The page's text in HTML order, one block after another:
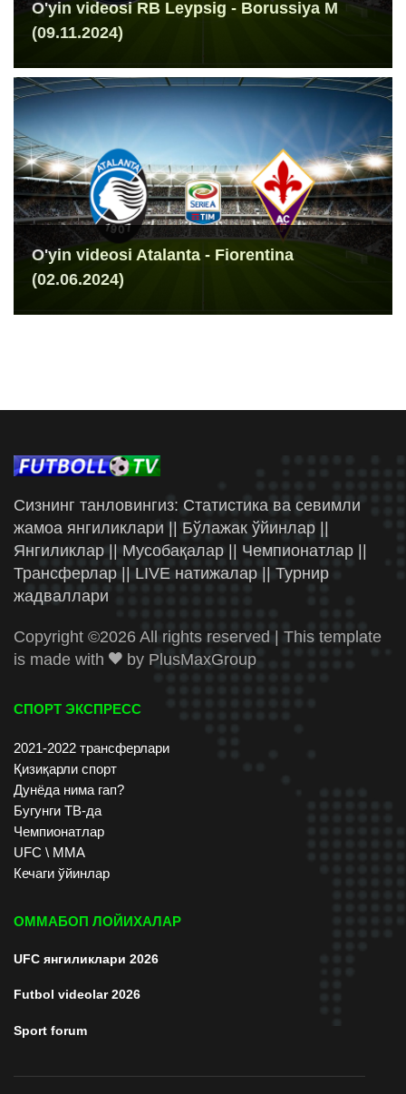
O'yin videosi RB Leypsig - Borussiya M
(09.11.2024)
O'yin videosi Atalanta - Fiorentina
(02.06.2024)
Сизнинг танловингиз: Статистика ва севимли
жамоа янгиликлари || Бўлажак ўйинлар ||
Янгиликлар || Мусобақалар || Чемпионатлар ||
Трансферлар || LIVE натижалар || Турнир
жадваллари
Copyright ©2026 All rights reserved | This template
is made with
by PlusMaxGroup
СПОРТ ЭКСПРЕСС
2021-2022 трансферлари
Қизиқарли спорт
Дунёда нима гап?
Бугунги ТВ-да
Чемпионатлар
UFC \ ММА
Кечаги ўйинлар
ОММАБОП ЛОЙИХАЛАР
UFC янгиликлари 2026
Futbol videolar 2026
Sport forum